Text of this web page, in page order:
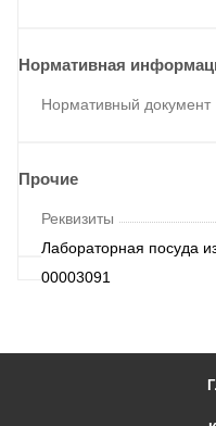
Нормативная
Нормативный документ
Прочие
Реквизиты
Лабораторная посуда
00003091